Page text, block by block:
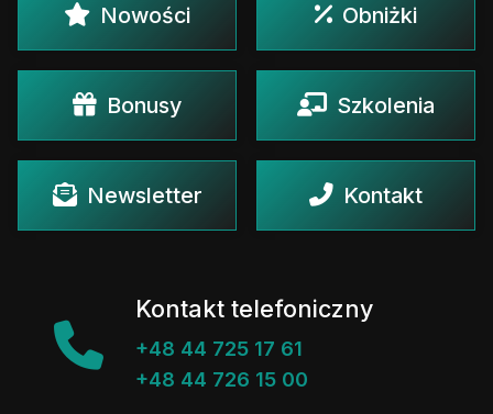
Nowości Obniżki
Bonusy Szkolenia
Newsletter Kontakt
Kontakt telefoniczny
+48 44 725 17 61
+48 44 726 15 00